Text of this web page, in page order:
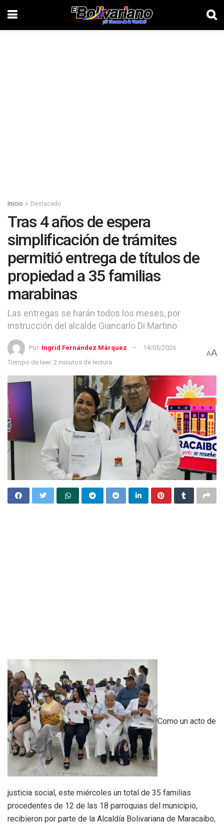
Inicio Destacado
Tras 4 años de espera
simplificación de trámites
permitió entrega de títulos de
propiedad a 35 familias
marabinas
Las entregas se harán todos los meses, por
instrucción del alcalde Giancarlo Di Martino
Por: Ingrid Fernández Márquez
14/05/2026
Tiempo de leer: 2 minutos de lectura
AA
Como un acto de
justicia social, este miércoles un total de 35 familias
procedentes de 12 de las 18 parroquias del municipio,
recibieron por parte de la Alcaldía Bolivariana de Maracaibo,